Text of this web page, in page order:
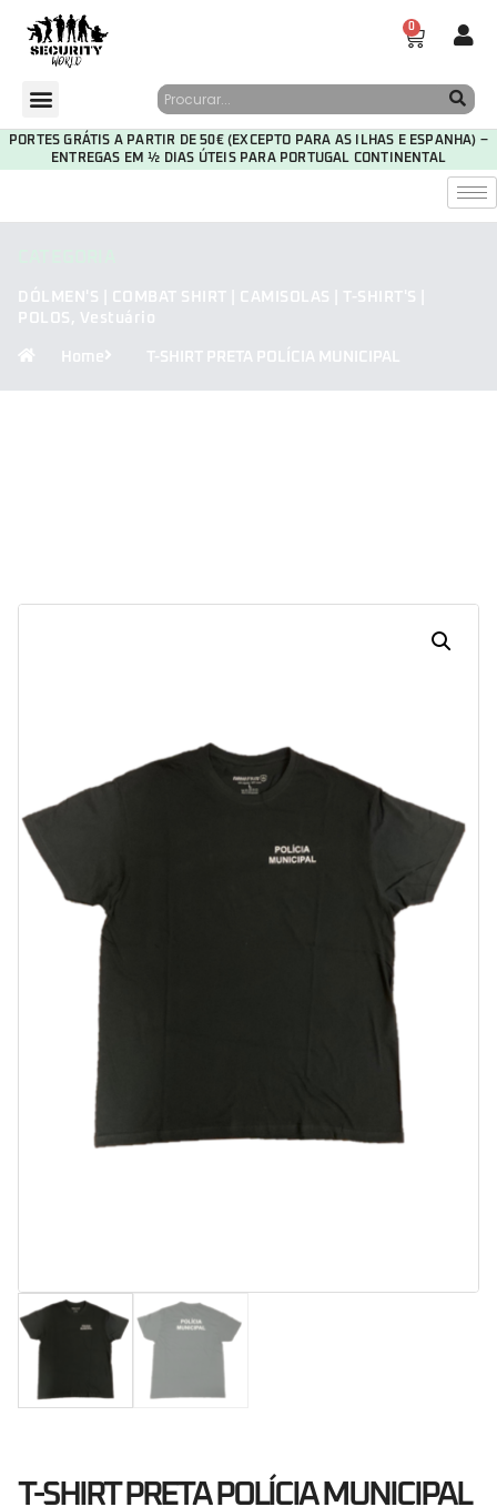
0
PORTES GRÁTIS A PARTIR DE 50€ (EXCEPTO PARA AS ILHAS E ESPANHA) –
ENTREGAS EM ½ DIAS ÚTEIS PARA PORTUGAL CONTINENTAL
DÓLMEN'S | COMBAT SHIRT | CAMISOLAS | T-SHIRT'S |
POLOS , Vestuário
Home T-SHIRT PRETA POLÍCIA MUNICIPAL
T-SHIRT PRETA POLÍCIA MUNICIPAL